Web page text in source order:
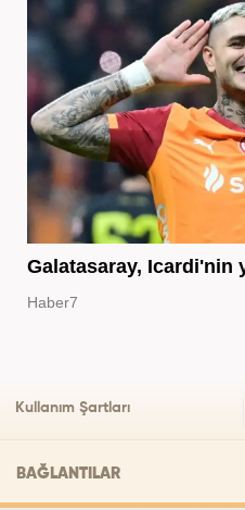
Galatasaray, Icardi'nin
Haber7
Kullanım Şartları
BAĞLANTILAR